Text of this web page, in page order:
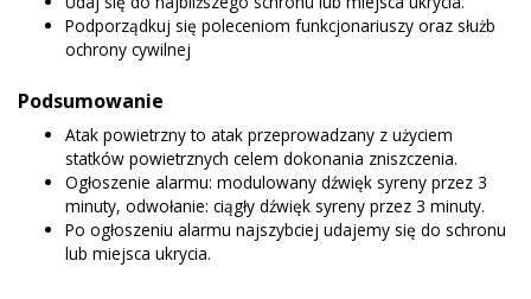
Podporządkuj się poleceniom funkcjonariuszy oraz służb
ochrony cywilnej
Podsumowanie
Atak powietrzny to atak przeprowadzany z użyciem
statków powietrznych celem dokonania zniszczenia.
Ogłoszenie alarmu: modulowany dźwięk syreny przez 3
minuty, odwołanie: ciągły dźwięk syreny przez 3 minuty.
Po ogłoszeniu alarmu najszybciej udajemy się do schronu
lub miejsca ukrycia.